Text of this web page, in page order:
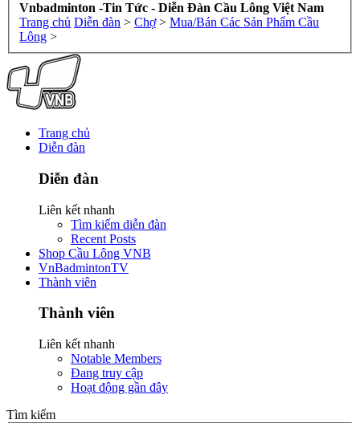
Vnbadminton -Tin Tức - Diễn Đàn Cầu Lông Việt Nam
Trang chủ Diễn đàn > Chợ > Mua/Bán Các Sản Phẩm Cầu
Lông >
Trang chủ
Diễn đàn
Diễn đàn
Liên kết nhanh
Tìm kiếm diễn đàn
Recent Posts
Shop Cầu Lông VNB
VnBadmintonTV
Thành viên
Thành viên
Liên kết nhanh
Notable Members
Đang truy cập
Hoạt động gần đây
Tìm kiếm